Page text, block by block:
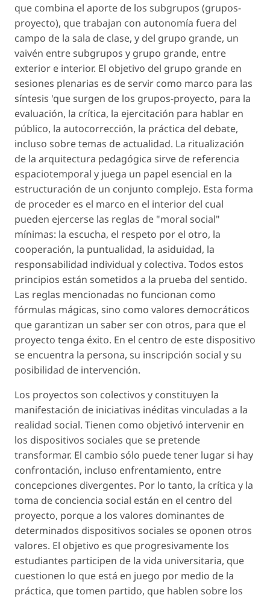
que combina el aporte de los subgrupos (grupos-
proyecto), que trabajan con autonomía fuera del
campo de la sala de clase, y del grupo grande, un
vaivén entre subgrupos y grupo grande, entre
exterior e interior. El objetivo del grupo grande en
sesiones plenarias es de servir como marco para las
síntesis 'que surgen de los grupos-proyecto, para la
evaluación, la crítica, la ejercitación para hablar en
público, la autocorrección, la práctica del debate,
incluso sobre temas de actualidad. La ritualización
de la arquitectura pedagógica sirve de referencia
espaciotemporal y juega un papel esencial en la
estructuración de un conjunto complejo. Esta forma
de proceder es el marco en el interior del cual
pueden ejercerse las reglas de "moral social"
mínimas: la escucha, el respeto por el otro, la
cooperación, la puntualidad, la asiduidad, la
responsabilidad individual y colectiva. Todos estos
principios están sometidos a la prueba del sentido.
Las reglas mencionadas no funcionan como
fórmulas mágicas, sino como valores democráticos
que garantizan un saber ser con otros, para que el
proyecto tenga éxito. En el centro de este dispositivo
se encuentra la persona, su inscripción social y su
posibilidad de intervención.
Los proyectos son colectivos y constituyen la
manifestación de iniciativas inéditas vinculadas a la
realidad social. Tienen como objetivó intervenir en
los dispositivos sociales que se pretende
transformar. El cambio sólo puede tener lugar si hay
confrontación, incluso enfrentamiento, entre
concepciones divergentes. Por lo tanto, la crítica y la
toma de conciencia social están en el centro del
proyecto, porque a los valores dominantes de
determinados dispositivos sociales se oponen otros
valores. El objetivo es que progresivamente los
estudiantes participen de la vida universitaria, que
cuestionen lo que está en juego por medio de la
práctica, que tomen partido, que hablen sobre los